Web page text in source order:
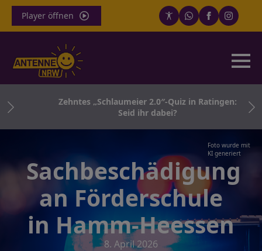
Player öffnen
Zehntes „Schlaumeier 2.0″-Quiz in Ratingen:
Seid ihr dabei?
Foto wurde mit
KI generiert
Sachbeschädigung
an Förderschule
in Hamm-Heessen
8. April 2026